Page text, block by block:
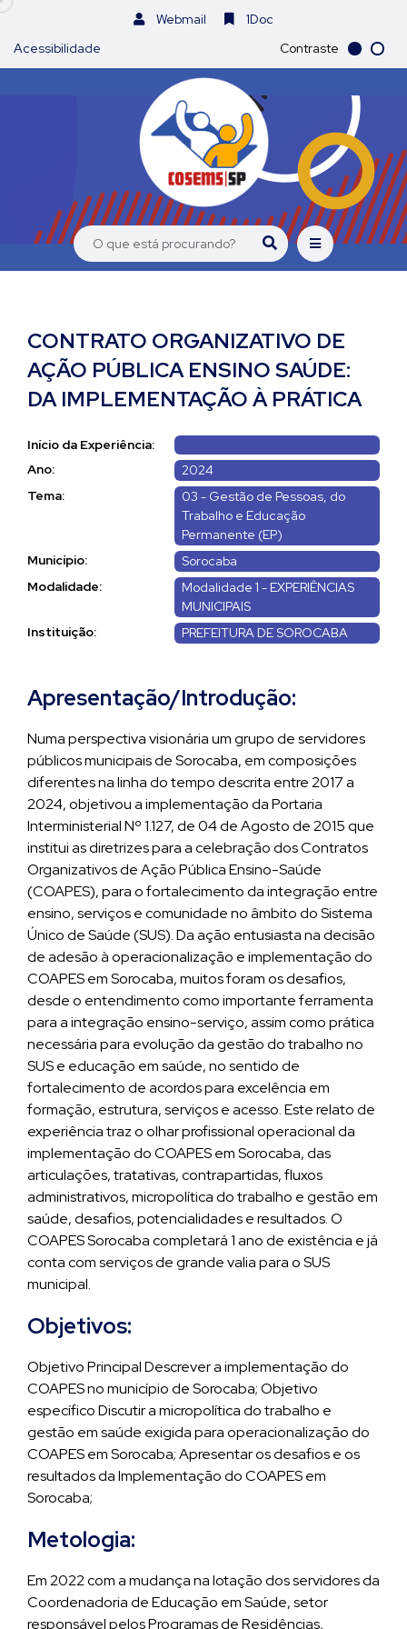
Webmail
1Doc
Acessibilidade
Contraste
CONTRATO ORGANIZATIVO DE
AÇÃO PÚBLICA ENSINO SAÚDE:
DA IMPLEMENTAÇÃO À PRÁTICA
Início da Experiência:
Ano:
2024
Tema:
03 - Gestão de Pessoas, do
Trabalho e Educação
Permanente (EP)
Município:
Sorocaba
Modalidade:
Modalidade 1 - EXPERIÊNCIAS
MUNICIPAIS
Instituição:
PREFEITURA DE SOROCABA
Apresentação/Introdução:
Numa perspectiva visionária um grupo de servidores
públicos municipais de Sorocaba, em composições
diferentes na linha do tempo descrita entre 2017 a
2024, objetivou a implementação da Portaria
Interministerial Nº 1.127, de 04 de Agosto de 2015 que
institui as diretrizes para a celebração dos Contratos
Organizativos de Ação Pública Ensino-Saúde
(COAPES), para o fortalecimento da integração entre
ensino, serviços e comunidade no âmbito do Sistema
Único de Saúde (SUS). Da ação entusiasta na decisão
de adesão à operacionalização e implementação do
COAPES em Sorocaba, muitos foram os desafios,
desde o entendimento como importante ferramenta
para a integração ensino-serviço, assim como prática
necessária para evolução da gestão do trabalho no
SUS e educação em saúde, no sentido de
fortalecimento de acordos para excelência em
formação, estrutura, serviços e acesso. Este relato de
experiência traz o olhar profissional operacional da
implementação do COAPES em Sorocaba, das
articulações, tratativas, contrapartidas, fluxos
administrativos, micropolítica do trabalho e gestão em
saúde, desafios, potencialidades e resultados. O
COAPES Sorocaba completará 1 ano de existência e já
conta com serviços de grande valia para o SUS
municipal.
Objetivos:
Objetivo Principal Descrever a implementação do
COAPES no município de Sorocaba; Objetivo
específico Discutir a micropolítica do trabalho e
gestão em saúde exigida para operacionalização do
COAPES em Sorocaba; Apresentar os desafios e os
resultados da Implementação do COAPES em
Sorocaba;
Metologia:
Em 2022 com a mudança na lotação dos servidores da
Coordenadoria de Educação em Saúde, setor
responsável pelos Programas de Residências,